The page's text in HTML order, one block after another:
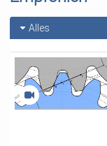
Alles